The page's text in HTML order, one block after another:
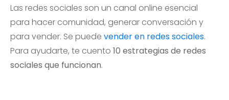
Las redes sociales son un canal online esencial
para hacer comunidad, generar conversación y
para vender. Se puede vender en redes sociales.
Para ayudarte, te cuento 10 estrategias de redes
sociales que funcionan.